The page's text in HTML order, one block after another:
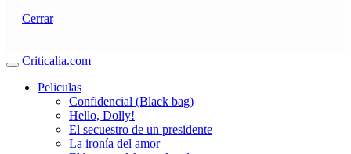
Cerrar
Criticalia.com
Peliculas
Confidencial (Black bag)
Hello, Dolly!
El secuestro de un presidente
La ironía del amor